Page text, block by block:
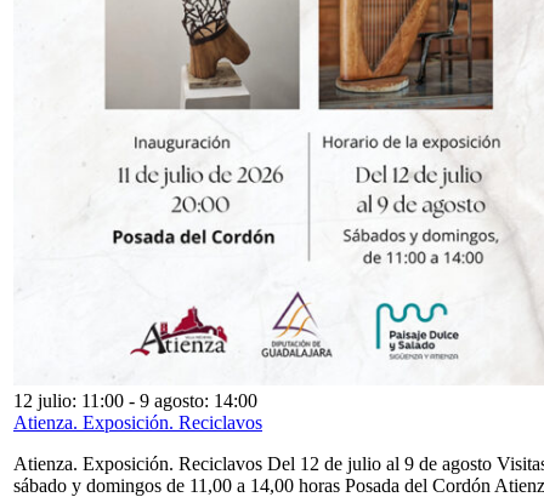
12 julio: 11:00 - 9 agosto: 14:00
Atienza. Exposición. Reciclavos
Atienza. Exposición. Reciclavos Del 12 de julio al 9 de agosto
sábado y domingos de 11,00 a 14,00 horas Posada del Cordón